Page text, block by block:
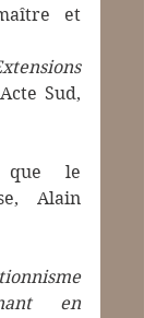
et
Sud,
le
Alain
en